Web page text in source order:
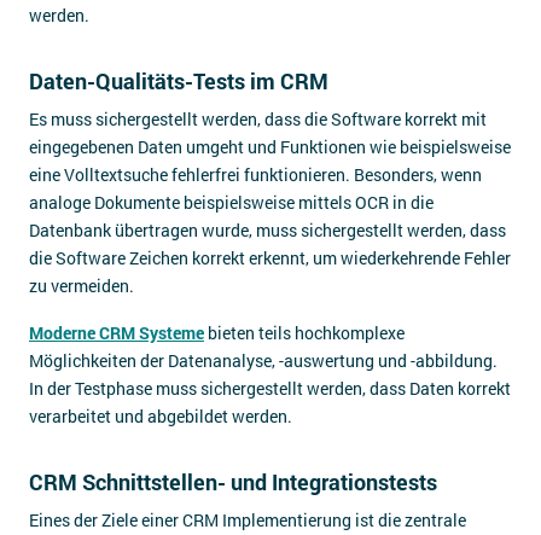
werden.
Daten-Qualitäts-Tests im CRM
Es muss sichergestellt werden, dass die Software korrekt mit
eingegebenen Daten umgeht und Funktionen wie beispielsweise
eine Volltextsuche fehlerfrei funktionieren. Besonders, wenn
analoge Dokumente beispielsweise mittels OCR in die
Datenbank übertragen wurde, muss sichergestellt werden, dass
die Software Zeichen korrekt erkennt, um wiederkehrende Fehler
zu vermeiden.
Moderne CRM Systeme bieten teils hochkomplexe
Möglichkeiten der Datenanalyse, -auswertung und -abbildung.
In der Testphase muss sichergestellt werden, dass Daten korrekt
verarbeitet und abgebildet werden.
CRM Schnittstellen- und Integrationstests
Eines der Ziele einer CRM Implementierung ist die zentrale